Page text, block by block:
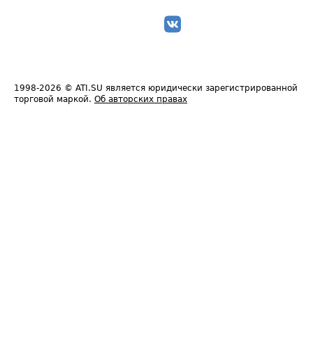
1998-2026 © ATI.SU является юридически зарегистрированной
торговой маркой. Об авторских правах